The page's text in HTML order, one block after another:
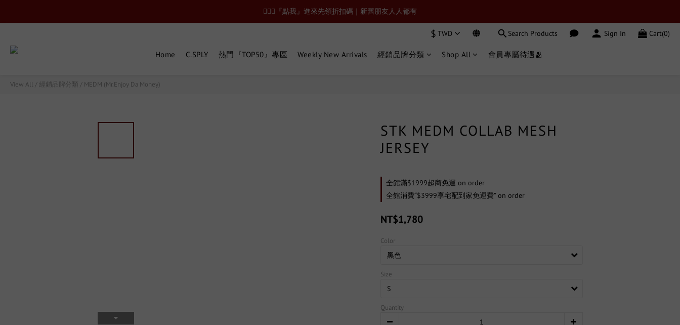
🙋🏻‍♂️『點我』進來先領折扣碼｜新舊朋友人人都有
$ TWD Search Products Sign In Cart(0)
Home C.SPLY 熱門『TOP50』專區 Weekly New Arrivals 經銷品牌分類 Shop All 會員專屬待遇🫂
View All / 經銷品牌分類 / MEDM (Mr.Enjoy Da Money)
STK MEDM COLLAB MESH
JERSEY
全館滿$1999超商免運 on order
全館消費“$3999享宅配到家免運費” on order
NT$1,780
Color
Size
Quantity